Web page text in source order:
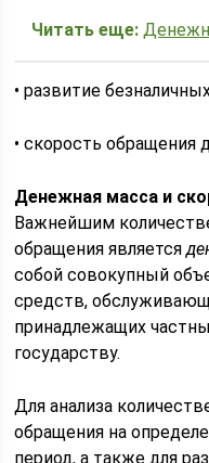
Читать еще:
• развитие
• скорость обращения
Денежная масса и
Важнейшим
обращения является
собой совокупный
средств,
принадлежащих
государству.
Для анализа
обращения на
период, а также для